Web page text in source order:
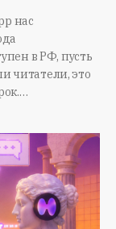
нас
в РФ, пусть
читатели, это